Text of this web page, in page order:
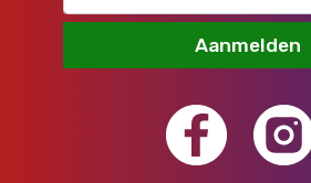
Aanmelden